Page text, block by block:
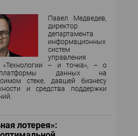
Павел Медведев,
директор
департамента
информационных
систем
управления
– и точка», – о
данных на
стеке, давшей бизнесу
и средства поддержки
лотерея»: